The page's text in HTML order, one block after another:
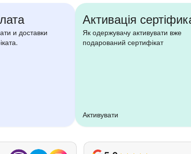
и доставки
Активація
Як одержувачу активувати вже
подарований сертифікат
Активувати